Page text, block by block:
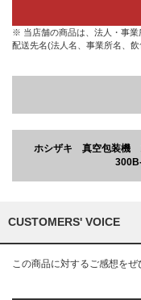
※ 当店舗の商品は、法人・事業
配送先名(法人名、事業所名、
ホシザキ 真空包装機
CUSTOMERS' VOICE
この商品に対するご感想をぜ